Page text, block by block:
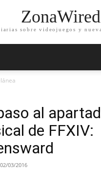
ZonaWired
sobre videojuegos y
al
de FFXIV:
02/03/2016